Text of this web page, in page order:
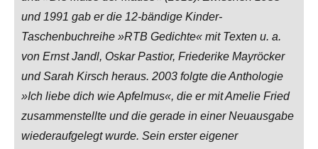
und 1991 gab er die 12-bändige Kinder-
Taschenbuchreihe »RTB Gedichte« mit Texten u. a.
von Ernst Jandl, Oskar Pastior, Friederike Mayröcker
und Sarah Kirsch heraus. 2003 folgte die Anthologie
»Ich liebe dich wie Apfelmus«, die er mit Amelie Fried
zusammenstellte und die gerade in einer Neuausgabe
wiederaufgelegt wurde. Sein erster eigener